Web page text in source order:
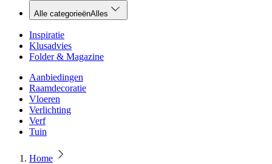
Alle categorieënAlles
Inspiratie
Klusadvies
Folder & Magazine
Aanbiedingen
Raamdecoratie
Vloeren
Verlichting
Verf
Tuin
Home